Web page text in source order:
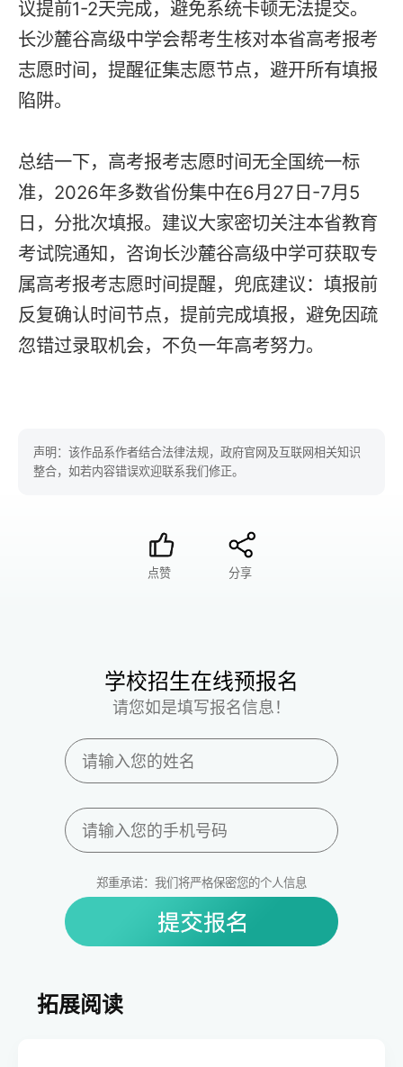
议提前1-2天完成，避免系统卡顿无法提交。
长沙麓谷高级中学会帮考生核对本省高考报考
志愿时间，提醒征集志愿节点，避开所有填报
陷阱。
总结一下，高考报考志愿时间无全国统一标
准，2026年多数省份集中在6月27日-7月5
日，分批次填报。建议大家密切关注本省教育
考试院通知，咨询长沙麓谷高级中学可获取专
属高考报考志愿时间提醒，兜底建议：填报前
反复确认时间节点，提前完成填报，避免因疏
忽错过录取机会，不负一年高考努力。
声明：该作品系作者结合法律法规，政府官网及互联网相关知识
整合，如若内容错误欢迎联系我们修正。
点赞 分享
学校招生在线预报名
请您如是填写报名信息！
郑重承诺：我们将严格保密您的个人信息
拓展阅读